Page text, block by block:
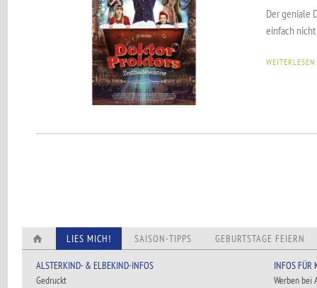
Der geniale
einfach
WEITERLESEN
LIES MICH! SAISON-TIPPS GEBURTSTAGE FEIERN
ALSTERKIND- & ELBEKIND-INFOS
Gedruckt
INFOS FÜR
Werben bei